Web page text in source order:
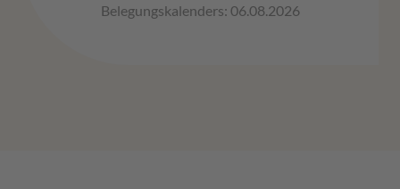
Belegungskalenders: 06.08.2026